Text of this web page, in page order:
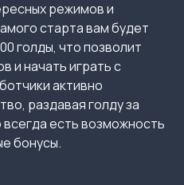
режимов и
старта вам будет
голды, что позволит
и начать играть с
активно
раздавая голду за
всегда есть возможность
бонусы.